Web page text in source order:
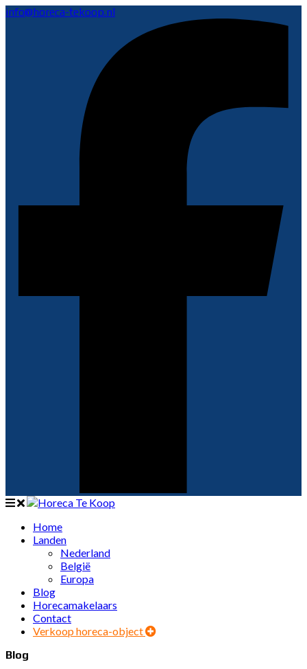
info@horeca-tekoop.nl
Home
Landen
Nederland
België
Europa
Blog
Horecamakelaars
Contact
Verkoop horeca-object
Blog